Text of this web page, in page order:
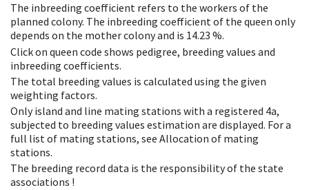
The inbreeding coefficient refers to the workers of the
planned colony. The inbreeding coefficient of the queen only
depends on the mother colony and is 14.23 %.
Click on queen code shows pedigree, breeding values and
inbreeding coefficients.
The total breeding values is calculated using the given
weighting factors.
Only island and line mating stations with a registered 4a,
subjected to breeding values estimation are displayed. For a
full list of mating stations, see Allocation of mating
stations.
The breeding record data is the responsibility of the state
associations !